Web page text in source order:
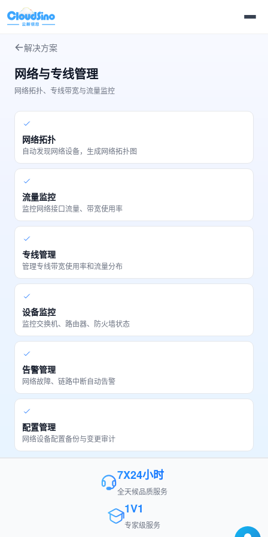
解决方案
网络与专线管理
网络拓扑、专线带宽与流量监控
网络拓扑
自动发现网络设备，生成网络拓扑图
流量监控
监控网络接口流量、带宽使用率
专线管理
管理专线带宽使用率和流量分布
设备监控
监控交换机、路由器、防火墙状态
告警管理
网络故障、链路中断自动告警
配置管理
网络设备配置备份与变更审计
7X24小时
全天候品质服务
1V1
专家级服务